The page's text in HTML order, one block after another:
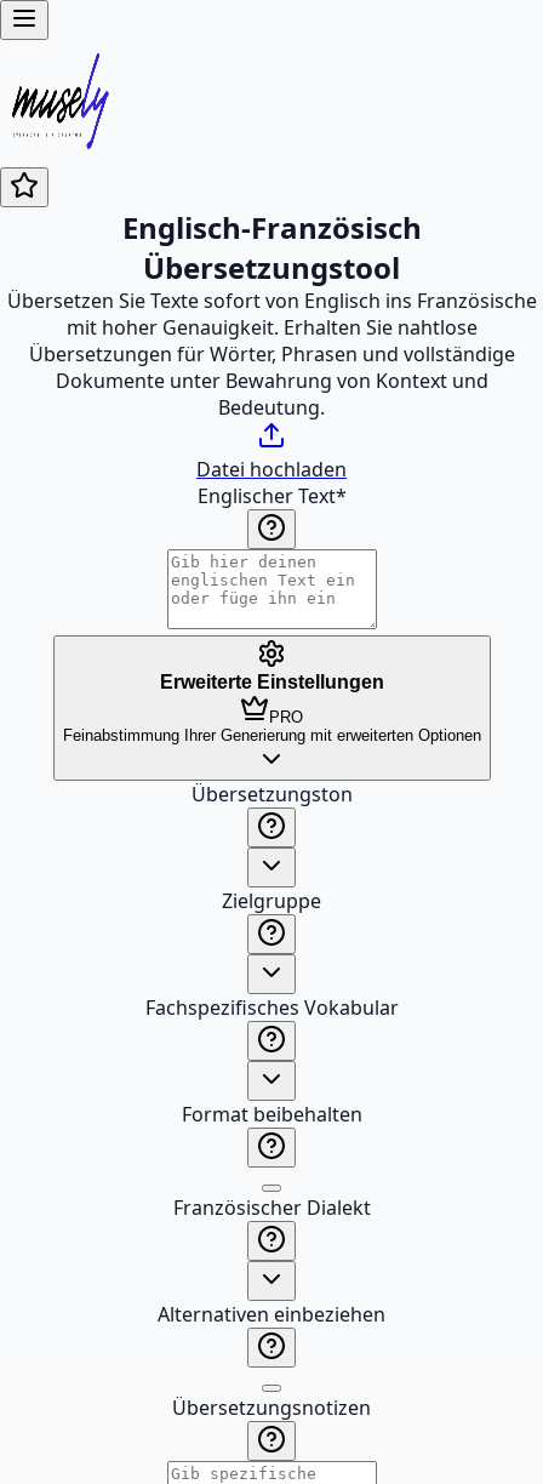
Englisch-Französisch
Übersetzungstool
Übersetzen Sie Texte sofort von Englisch ins Französische
mit hoher Genauigkeit. Erhalten Sie nahtlose
Übersetzungen für Wörter, Phrasen und vollständige
Dokumente unter Bewahrung von Kontext und
Bedeutung.
Datei hochladen
Englischer Text*
Erweiterte Einstellungen
PRO
Feinabstimmung Ihrer Generierung mit erweiterten Optionen
Übersetzungston
Zielgruppe
Fachspezifisches Vokabular
Format beibehalten
Französischer Dialekt
Alternativen einbeziehen
Übersetzungsnotizen